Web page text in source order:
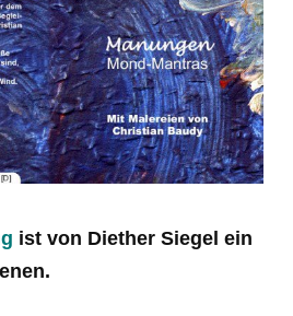
ist von Diether Siegel ein